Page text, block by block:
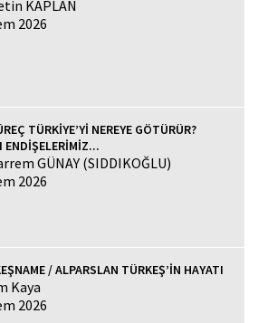
KAPLAN
2026
TÜRKİYE’Yİ NEREYE GÖTÜRÜR?
ENDİŞELERİMİZ...
GÜNAY (SIDDIKOĞLU)
2026
/ ALPARSLAN TÜRKEŞ’İN HAYATI
Kaya
2026